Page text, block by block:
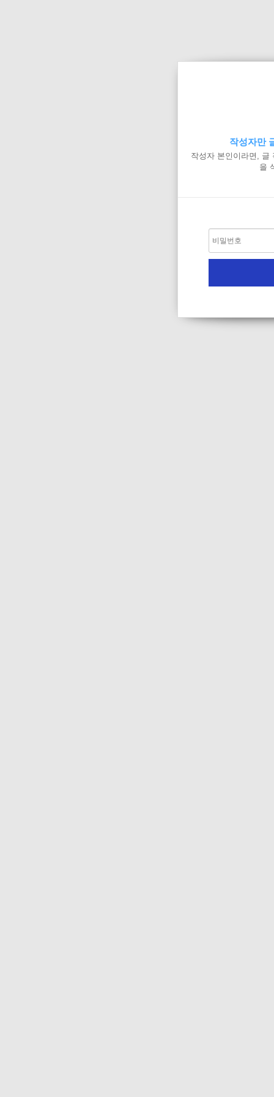
작성자만
작성자 본인이라면, 글
을